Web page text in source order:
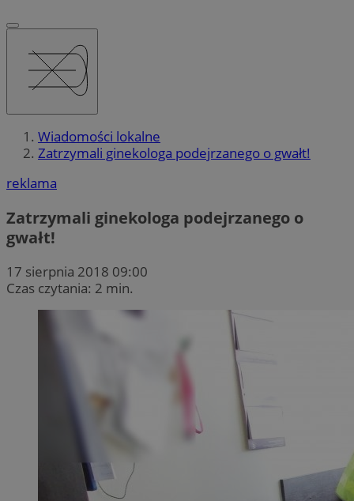
Wiadomości lokalne
Zatrzymali ginekologa podejrzanego o gwałt!
reklama
Zatrzymali ginekologa podejrzanego o
gwałt!
17 sierpnia 2018 09:00
Czas czytania: 2 min.